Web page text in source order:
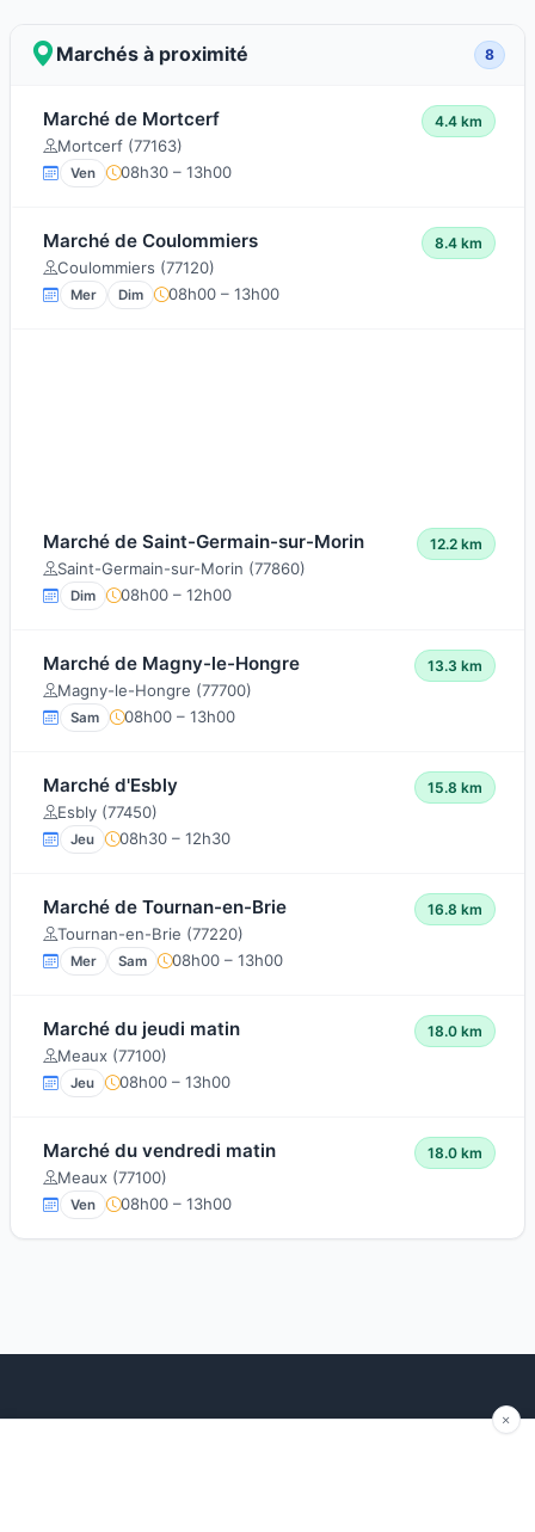
Marchés à proximité 8
Marché de Mortcerf
Mortcerf (77163)
4.4 km
Ven 08h30 – 13h00
Marché de Coulommiers
Coulommiers (77120)
8.4 km
Mer Dim 08h00 – 13h00
Marché de Saint-Germain-sur-Morin
Saint-Germain-sur-Morin (77860)
12.2 km
Dim 08h00 – 12h00
Marché de Magny-le-Hongre
Magny-le-Hongre (77700)
13.3 km
Sam 08h00 – 13h00
Marché d'Esbly
Esbly (77450)
15.8 km
Jeu 08h30 – 12h30
Marché de Tournan-en-Brie
Tournan-en-Brie (77220)
16.8 km
Mer Sam 08h00 – 13h00
Marché du jeudi matin
Meaux (77100)
18.0 km
Jeu 08h00 – 13h00
Marché du vendredi matin
Meaux (77100)
18.0 km
Ven 08h00 – 13h00
Explorer Blog